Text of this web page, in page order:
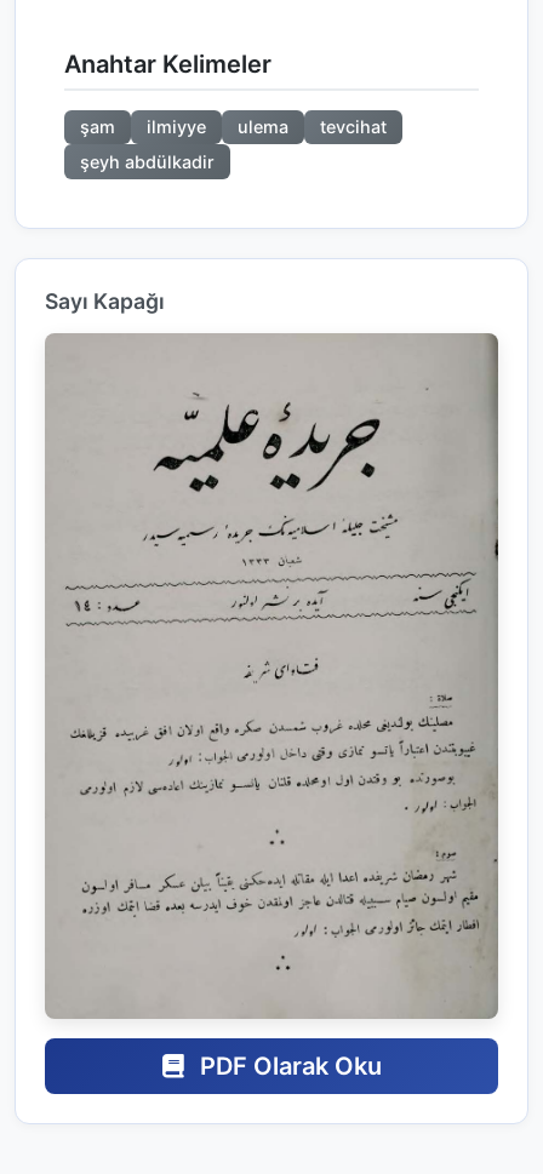
Anahtar Kelimeler
şam ilmiyye ulema
tevcihat
şeyh abdülkadir
Sayı Kapağı
PDF Olarak Oku